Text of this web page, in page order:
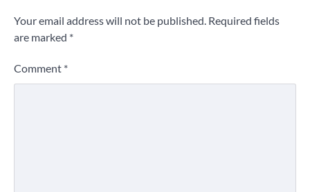
Your email address will not be published. Required fields
are marked *
Comment *